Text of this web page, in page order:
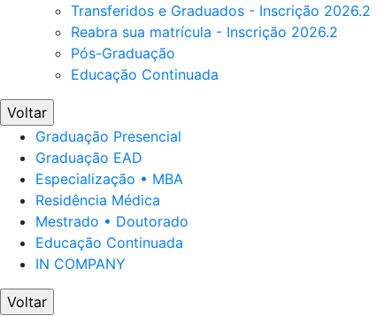
Transferidos e Graduados - Inscrição 2026.2
Reabra sua matrícula - Inscrição 2026.2
Pós-Graduação
Educação Continuada
Voltar
Graduação Presencial
Graduação EAD
Especialização • MBA
Residência Médica
Mestrado • Doutorado
Educação Continuada
IN COMPANY
Voltar